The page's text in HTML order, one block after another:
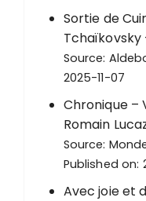
Sortie de
Tchaïkovsky
Source:
2025-11-07
Chronique –
Romain
Source:
Published on:
Avec joie et